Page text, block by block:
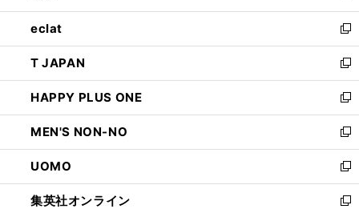
開
く
ウ
で
開
く
ン
ド
ウ
で
開
く
ウ
ィ
ン
ド
ウ
で
開
く
し
い
ウ
ィ
ン
ド
ウ
で
開
く
eclat
新
し
い
ウ
ィ
ン
ド
ウ
で
開
く
T JAPAN
新
し
い
ウ
ィ
ン
ド
ウ
で
HAPPY PLUS ONE
新
し
い
ウ
ィ
ン
ド
MEN'S NON-NO
新
し
い
ウ
ィ
UOMO
新
し
い
集英社オンライン
新